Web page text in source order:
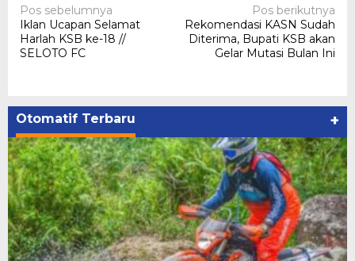
Navigasi
pos
Pos sebelumnya
Iklan Ucapan Selamat
Harlah KSB ke-18 //
SELOTO FC
Pos berikutnya
Rekomendasi KASN Sudah
Diterima, Bupati KSB akan
Gelar Mutasi Bulan Ini
Otomatif Terbaru +